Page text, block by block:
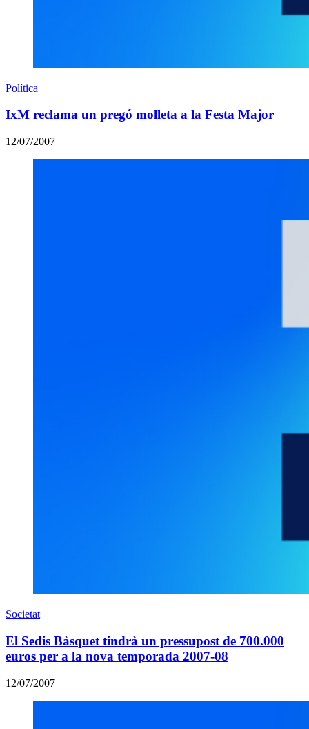
Política
IxM reclama un pregó molleta a la Festa Major
12/07/2007
Societat
El Sedis Bàsquet tindrà un pressupost de 700.000
euros per a la nova temporada 2007-08
12/07/2007